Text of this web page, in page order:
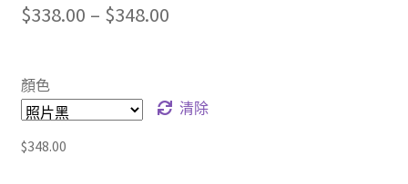
$338.00 – $348.00Price
through
顏色
清除
$348.00